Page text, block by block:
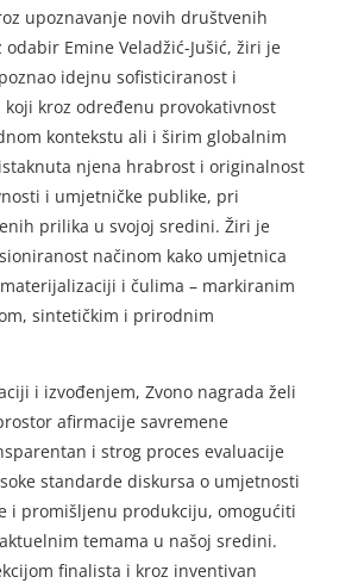
upoznavanje novih društvenih
odabir Emine Veladžić-Jušić, žiri je
idejnu sofisticiranost i
kroz određenu provokativnost
kontekstu ali i širim globalnim
njena hrabrost i originalnost
i umjetničke publike, pri
prilika u svojoj sredini. Žiri je
načinom kako umjetnica
i čulima – markiranim
sintetičkim i prirodnim
i izvođenjem, Zvono nagrada želi
afirmacije savremene
i strog proces evaluacije
standarde diskursa o umjetnosti
i promišljenu produkciju, omogućiti
temama u našoj sredini.
finalista i kroz inventivan